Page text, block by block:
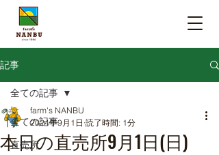
記事
全ての記事
直売所
全ての記事
本日の直売所9月1日(日)
farm's NANBU
2024年9月1日 読了時間: 1分